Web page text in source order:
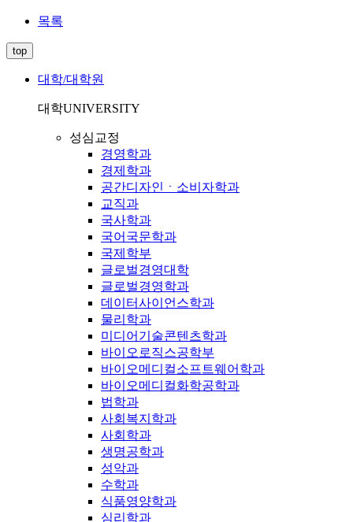
목록
top
대학/대학원
대학UNIVERSITY
성심교정
경영학과
경제학과
공간디자인ㆍ소비자학과
교직과
국사학과
국어국문학과
국제학부
글로벌경영대학
글로벌경영학과
데이터사이언스학과
물리학과
미디어기술콘텐츠학과
바이오로직스공학부
바이오메디컬소프트웨어학과
바이오메디컬화학공학과
법학과
사회복지학과
사회학과
생명공학과
성악과
수학과
식품영양학과
심리학과